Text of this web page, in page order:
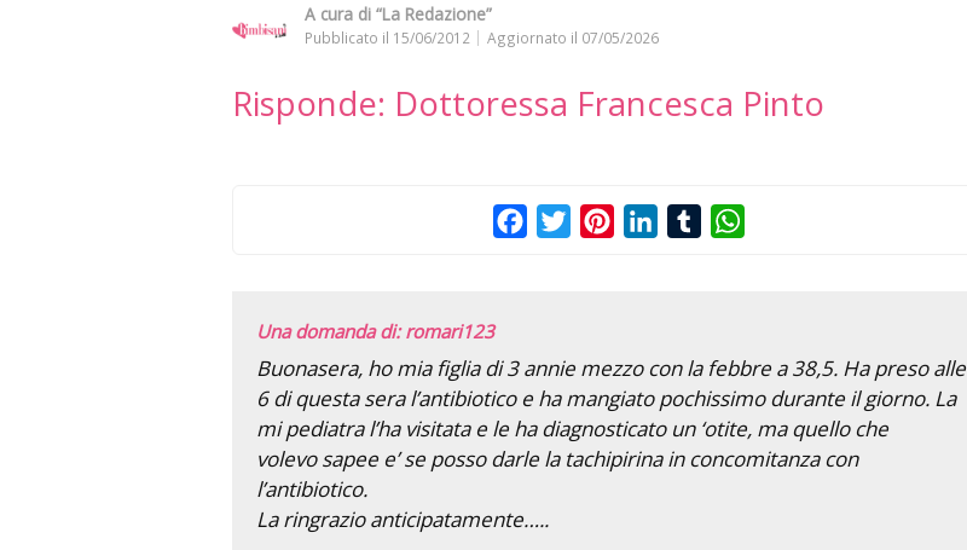
A cura di “La Redazione”
Pubblicato il 15/06/2012 Aggiornato il 07/05/2026
Risponde: Dottoressa Francesca Pinto
FacebookTwitterPinterestLinkedInTumblr
Una domanda di: romari123
Buonasera, ho mia figlia di 3 annie mezzo con la febbre a 38,5. Ha preso alle
6 di questa sera l’antibiotico e ha mangiato pochissimo durante il giorno. La
mi pediatra l’ha visitata e le ha diagnosticato un ‘otite, ma quello che
volevo sapee e’ se posso darle la tachipirina in concomitanza con
l’antibiotico.
La ringrazio anticipatamente…..